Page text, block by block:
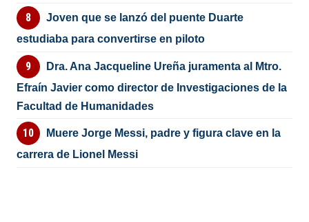
Joven que se lanzó del puente Duarte
estudiaba para convertirse en piloto
Dra. Ana Jacqueline Ureña juramenta al Mtro.
Efraín Javier como director de Investigaciones de la
Facultad de Humanidades
Muere Jorge Messi, padre y figura clave en la
carrera de Lionel Messi